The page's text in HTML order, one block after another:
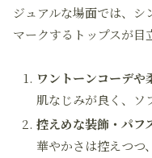
ジュアルな場面では、シ
マークするトップスが目
ワントーンコーデや
肌なじみが良く、ソ
控えめな装飾・パフ
華やかさは控えつつ